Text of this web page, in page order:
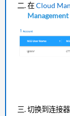
在Cloud
Management
切换到连接